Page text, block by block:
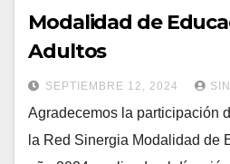
Modalidad de
Adultos
SEPTIEMBRE 12, 2024
Agradecemos la participación
la Red Sinergia Modalidad de